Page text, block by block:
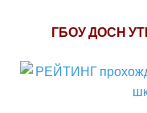
ГБОУ ДОСН